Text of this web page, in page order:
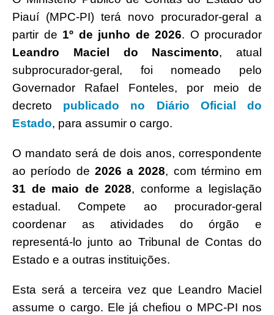
Piauí (MPC-PI) terá novo procurador-geral a
partir de 1º de junho de 2026. O procurador
Leandro Maciel do Nascimento, atual
subprocurador-geral, foi nomeado pelo
Governador Rafael Fonteles, por meio de
decreto publicado no Diário Oficial do
Estado, para assumir o cargo.
O mandato será de dois anos, correspondente
ao período de 2026 a 2028, com término em
31 de maio de 2028, conforme a legislação
estadual. Compete ao procurador-geral
coordenar as atividades do órgão e
representá-lo junto ao Tribunal de Contas do
Estado e a outras instituições.
Esta será a terceira vez que Leandro Maciel
assume o cargo. Ele já chefiou o MPC-PI nos